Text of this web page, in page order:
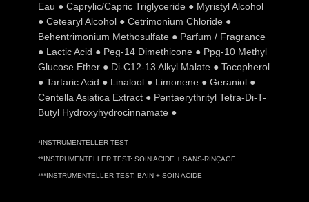
Eau ● Caprylic/Capric Triglyceride ● Myristyl Alcohol
● Cetearyl Alcohol ● Cetrimonium Chloride ●
Behentrimonium Methosulfate ● Parfum / Fragrance
● Lactic Acid ● Peg-14 Dimethicone ● Ppg-10 Methyl
Glucose Ether ● Di-C12-13 Alkyl Malate ● Tocopherol
● Tartaric Acid ● Linalool ● Limonene ● Geraniol ●
Centella Asiatica Extract ● Pentaerythrityl Tetra-Di-T-
Butyl Hydroxyhydrocinnamate ●
*INSTRUMENTELLER TEST
**INSTRUMENTELLER TEST: SOIN ACIDE + SANS-RINÇAGE
***INSTRUMENTELLER TEST: BAIN + SOIN ACIDE